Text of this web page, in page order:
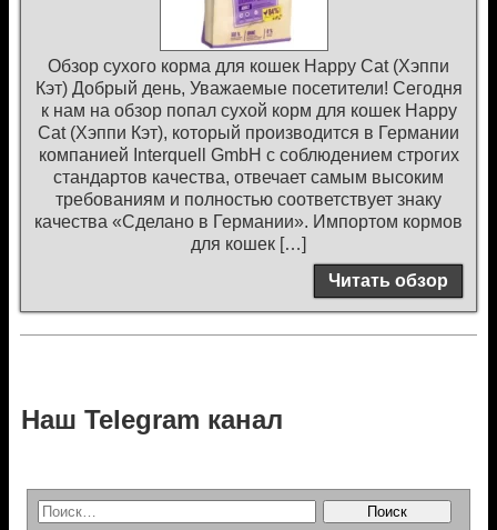
Обзор сухого корма для кошек Happy Cat (Хэппи
Кэт) Добрый день, Уважаемые посетители! Сегодня
к нам на обзор попал сухой корм для кошек Happy
Cat (Хэппи Кэт), который производится в Германии
компанией Interquell GmbH с соблюдением строгих
стандартов качества, отвечает самым высоким
требованиям и полностью соответствует знаку
качества «Сделано в Германии». Импортом кормов
для кошек […]
Читать обзор
Наш Telegram канал